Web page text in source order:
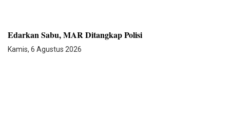
Edarkan Sabu, MAR Ditangkap Polisi
Kamis, 6 Agustus 2026